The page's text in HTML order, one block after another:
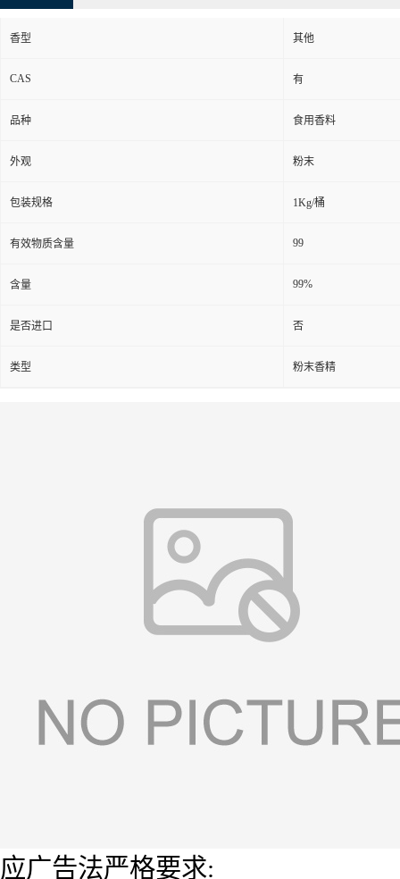
香型 其他
CAS 有
品种 食用香料
外观 粉末
包装规格 1Kg/桶
有效物质含量 99
含量 99%
是否进口 否
类型 粉末香精
应广告法严格要求: